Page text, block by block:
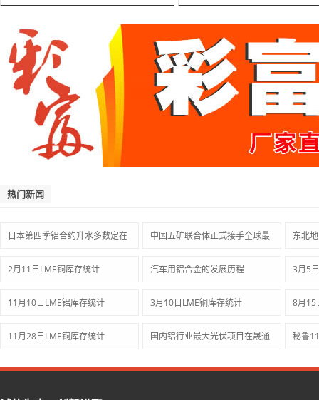
热门新闻
日本第四季铝合约升水多数定在 中国五矿联合体正式接手全球最 东北
2月11日LME铜库存统计 汽车用铝合金的发展历程 3月5
11月10日LME铝库存统计 3月10日LME铜库存统计 8月15
11月28日LME铜库存统计 国内铝行业最大光伏项目在晟通 秘鲁